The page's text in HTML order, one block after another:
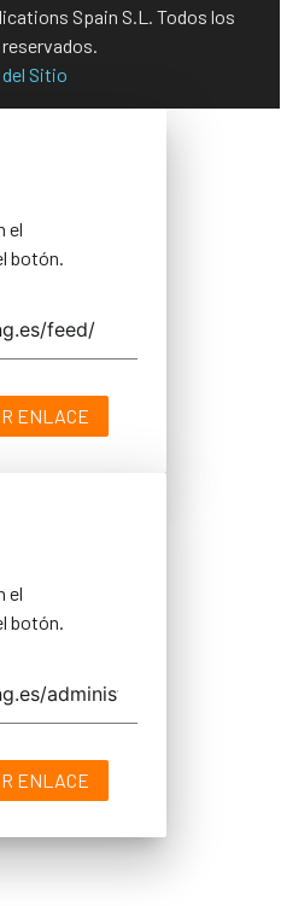
Spain S.L. Todos los
del Sitio
el
botón.
ENLACE
el
botón.
ENLACE